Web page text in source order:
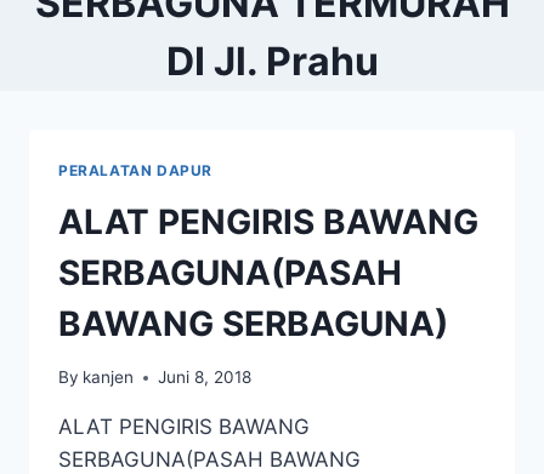
DI Jl. Prahu
PERALATAN DAPUR
ALAT PENGIRIS BAWANG
SERBAGUNA(PASAH
BAWANG SERBAGUNA)
By kanjen Juni 8, 2018
ALAT PENGIRIS BAWANG
SERBAGUNA(PASAH BAWANG